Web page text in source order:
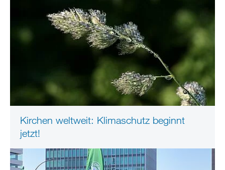
Kirchen weltweit: Klimaschutz beginnt
jetzt!